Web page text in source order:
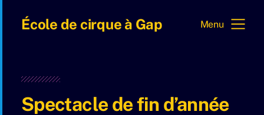
École de cirque à Gap Menu
Spectacle de fin d’année